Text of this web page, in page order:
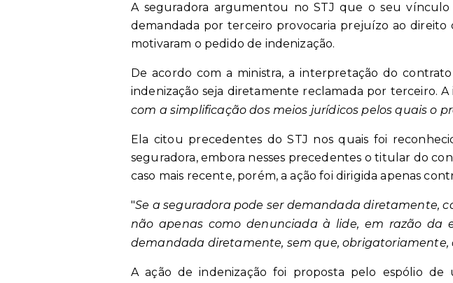
A seguradora argumentou no STJ que o seu
demandada por terceiro provocaria prejuízo ao direito
motivaram o pedido de indenização.
De acordo com a ministra, a interpretação do
indenização seja diretamente reclamada por terceiro.
com a simplificação dos meios jurídicos pelos quais o
Ela citou precedentes do STJ nos quais foi
seguradora, embora nesses precedentes o titular do
caso mais recente, porém, a ação foi dirigida apenas
"Se a seguradora pode ser demandada diretamente,
não apenas como denunciada à lide, em razão
demandada diretamente, sem que, obrigatoriamente,
A ação de indenização foi proposta pelo espólio